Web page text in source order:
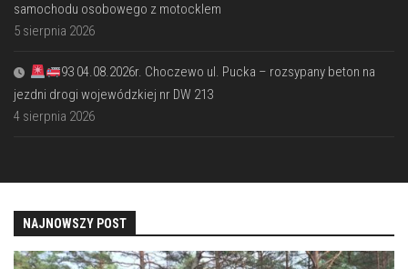
samochodu osobowego z motocklem
5 sierpnia 2026
93 04.08.2026r. Choczewo ul. Pucka – rozsypany beton na
jezdni drogi wojewódzkiej nr DW 213
4 sierpnia 2026
NAJNOWSZY POST